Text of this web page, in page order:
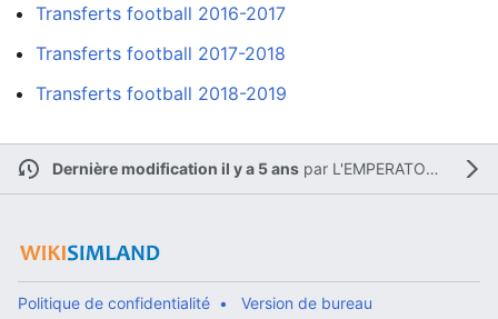
Transferts football 2016-2017
Transferts football 2017-2018
Transferts football 2018-2019
Dernière modification il y a 5 anspar L'EMPERATOR12
Politique de confidentialité Version de bureau